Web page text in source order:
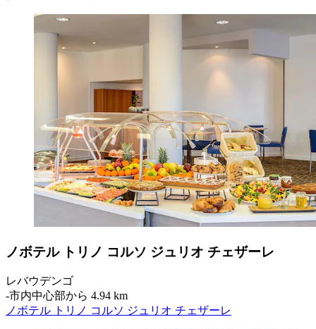
ノボテル トリノ コルソ ジュリオ チェザーレ
レバウデンゴ
‐市内中心部から 4.94 km
ノボテル トリノ コルソ ジュリオ チェザーレ